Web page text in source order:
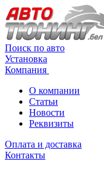
Поиск по авто
Установка
Компания
О компании
Статьи
Новости
Реквизиты
Оплата и доставка
Контакты